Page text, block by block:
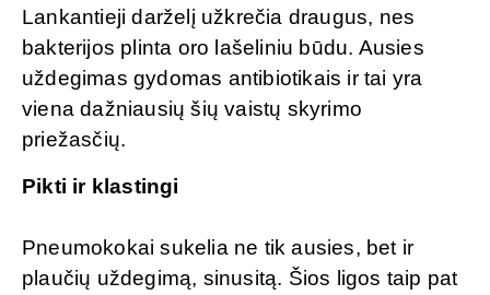
Lankantieji darželį užkrečia draugus, nes
bakterijos plinta oro lašeliniu būdu. Ausies
uždegimas gydomas antibiotikais ir tai yra
viena dažniausių šių vaistų skyrimo
priežasčių.
Pikti ir klastingi
Pneumokokai sukelia ne tik ausies, bet ir
plaučių uždegimą, sinusitą. Šios ligos taip pat